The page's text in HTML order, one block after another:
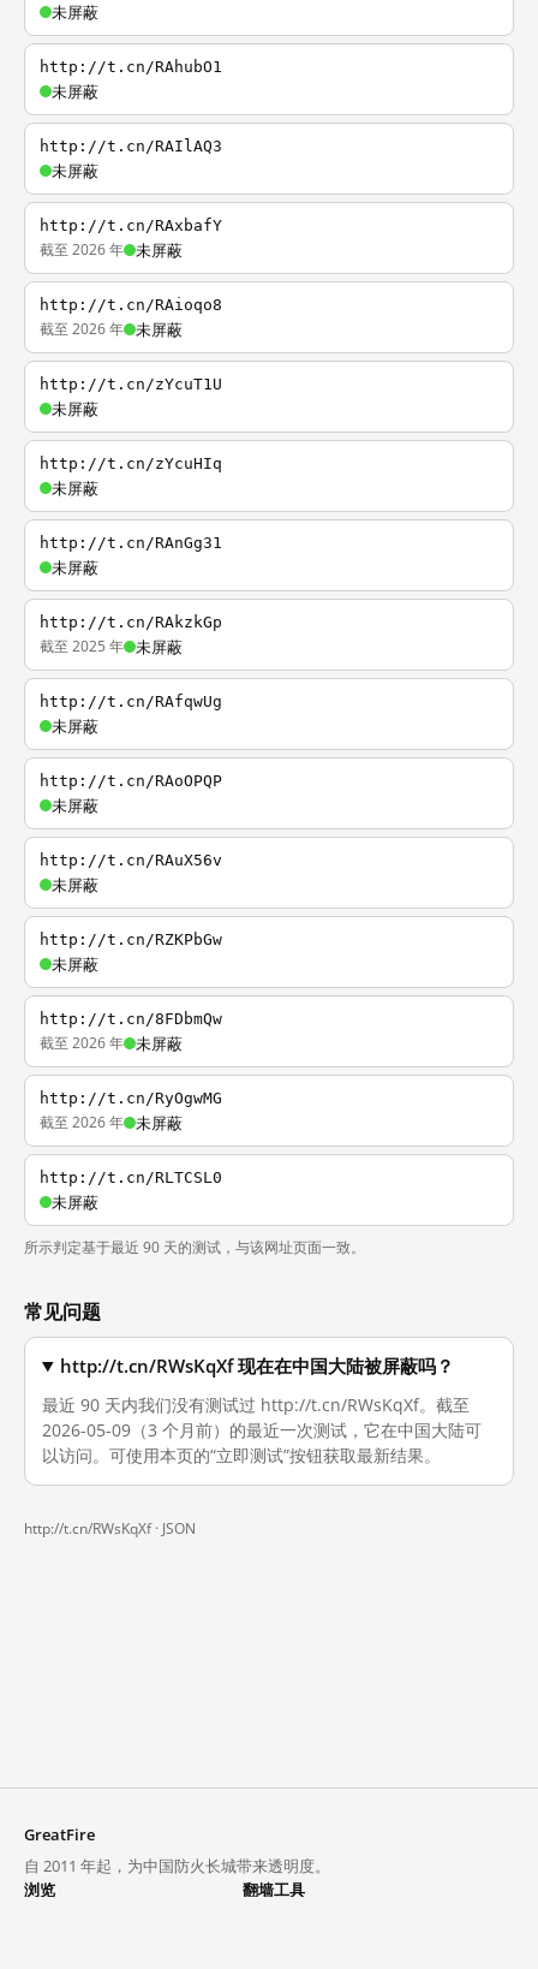
未屏蔽
http://t.cn/RAhubO1
未屏蔽
http://t.cn/RAIlAQ3
未屏蔽
http://t.cn/RAxbafY
截至 2026 年 未屏蔽
http://t.cn/RAioqo8
截至 2026 年 未屏蔽
http://t.cn/zYcuT1U
未屏蔽
http://t.cn/zYcuHIq
未屏蔽
http://t.cn/RAnGg31
未屏蔽
http://t.cn/RAkzkGp
截至 2025 年 未屏蔽
http://t.cn/RAfqwUg
未屏蔽
http://t.cn/RAoOPQP
未屏蔽
http://t.cn/RAuX56v
未屏蔽
http://t.cn/RZKPbGw
未屏蔽
http://t.cn/8FDbmQw
截至 2026 年 未屏蔽
http://t.cn/RyOgwMG
截至 2026 年 未屏蔽
http://t.cn/RLTCSL0
未屏蔽
所示判定基于最近 90 天的测试，与该网址页面一致。
常见问题
http://t.cn/RWsKqXf 现在在中国大陆被屏蔽吗？
最近 90 天内我们没有测试过 http://t.cn/RWsKqXf。截至
2026-05-09（3 个月前）的最近一次测试，它在中国大陆可
以访问。可使用本页的“立即测试”按钮获取最新结果。
http://t.cn/RWsKqXf · JSON
GreatFire
自 2011 年起，为中国防火长城带来透明度。
浏览
翻墙工具